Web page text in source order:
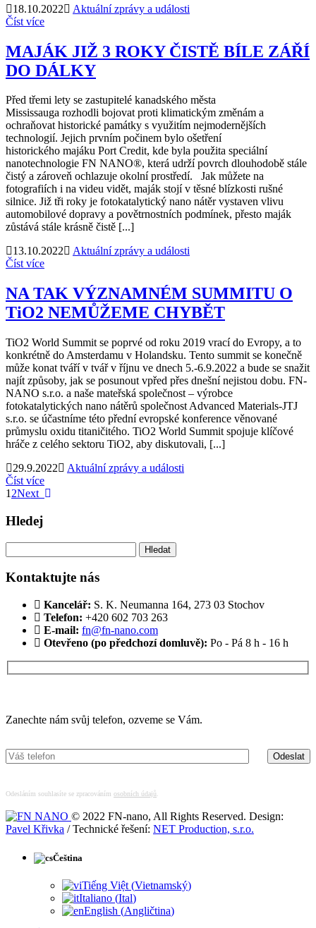
18.10.2022
Aktuální zprávy a události
Číst více
MAJÁK JIŽ 3 ROKY ČISTĚ BÍLE ZÁŘÍ
DO DÁLKY
Před třemi lety se zastupitelé kanadského města
Mississauga rozhodli bojovat proti klimatickým změnám a
ochraňovat historické památky s využitím nejmodernějších
technologií. Jejich prvním počinem bylo ošetření
historického majáku Port Credit, kde byla použita speciální
nanotechnologie FN NANO®, která udrží povrch dlouhodobě stále
čistý a zároveň ochlazuje okolní prostředí. Jak můžete na
fotografiích i na videu vidět, maják stojí v těsné blízkosti rušné
silnice. Již tři roky je fotokatalytický nano nátěr vystaven vlivu
automobilové dopravy a povětrnostních podmínek, přesto maják
zůstává stále krásně čistě [...]
13.10.2022
Aktuální zprávy a události
Číst více
NA TAK VÝZNAMNÉM SUMMITU O
TiO2 NEMŮŽEME CHYBĚT
TiO2 World Summit se poprvé od roku 2019 vrací do Evropy, a to
konkrétně do Amsterdamu v Holandsku. Tento summit se konečně
může konat tváří v tvář v říjnu ve dnech 5.-6.9.2022 a bude se snažit
najít způsoby, jak se posunout vpřed přes dnešní nejistou dobu. FN-
NANO s.r.o. a naše mateřská společnost – výrobce
fotokatalytických nano nátěrů společnost Advanced Materials-JTJ
s.r.o. se účastníme této přední evropské konference věnované
průmyslu oxidu titaničitého. TiO2 World Summit spojuje klíčové
hráče z celého sektoru TiO2, aby diskutovali, [...]
29.9.2022
Aktuální zprávy a události
Číst více
1 2Next
Hledej
Kontaktujte nás
Kancelář: S. K. Neumanna 164, 273 03 Stochov
Telefon: +420 ‭602 703 263‬
E-mail: fn@fn-nano.com
Otevřeno (po předchozí domluvě): Po - Pá 8 h - 16 h
Zanechte nám svůj telefon, ozveme se Vám.
Odesláním souhlasíte se zpracováním osobních údajů
© 2022 FN-nano, All Rights Reserved. Design:
Pavel Křivka / Technické řešení: NET Production, s.r.o.
Čeština
Tiếng Việt (Vietnamský)
Italiano (Ital)
English (Angličtina)